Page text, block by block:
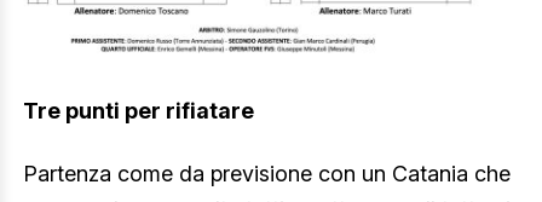
Tre punti per rifiatare
Partenza come da previsione con un Catania che